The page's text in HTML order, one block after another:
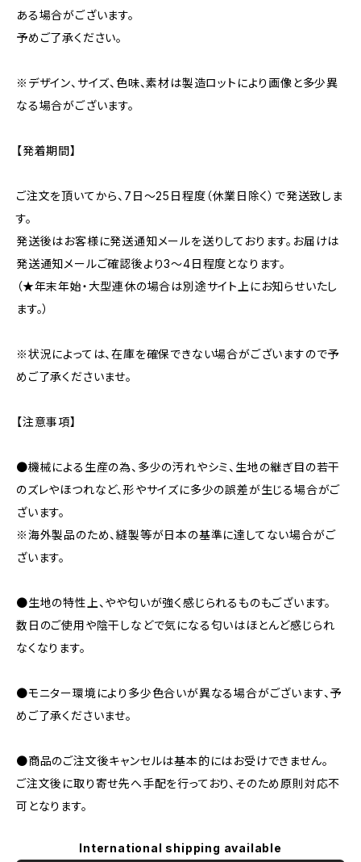
ある場合がございます。
予めご了承ください。
※デザイン、サイズ、色味、素材は製造ロットにより画像と多少異
なる場合がございます。
【発着期間】
ご注文を頂いてから、7日〜25日程度（休業日除く）で発送致しま
す。
発送後はお客様に発送通知メールを送りしております。お届けは
発送通知メールご確認後より3〜4日程度となります。
（★年末年始・大型連休の場合は別途サイト上にお知らせいたし
ます。）
※状況によっては、在庫を確保できない場合がございますので予
めご了承くださいませ。
【注意事項】
●機械による生産の為、多少の汚れやシミ、生地の継ぎ目の若干
のズレやほつれなど、形やサイズに多少の誤差が生じる場合がご
ざいます。
※海外製品のため、縫製等が日本の基準に達してない場合がご
ざいます。
●生地の特性上、やや匂いが強く感じられるものもございます。
数日のご使用や陰干しなどで気になる匂いはほとんど感じられ
なくなります。
●モニター環境により多少色合いが異なる場合がございます、予
めご了承くださいませ。
●商品のご注文後キャンセルは基本的にはお受けできません。
ご注文後に取り寄せ先へ手配を行っており、そのため原則対応不
可となります。
International shipping available